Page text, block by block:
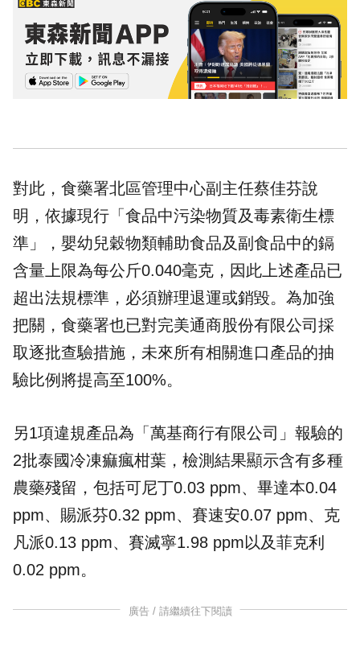
對此，食藥署北區管理中心副主任蔡佳芬說
明，依據現行「食品中污染物質及毒素衛生標
準」， 嬰幼兒穀物類輔助食品及副食品中的鎘
含量上限為每公斤0.040毫克，因此上述產品已
超出法規標準，必須辦理退運或銷毀。為加強
把關，食藥署也已對完美通商股份有限公司採
取逐批查驗措施，未來所有相關進口產品的抽
驗比例將提高至100%。
另1項違規產品為「萬基商行有限公司」報驗的
2批泰國冷凍痲瘋柑葉，檢測結果顯示含有多種
農藥殘留，包括可尼丁0.03 ppm、畢達本0.04
ppm、賜派芬0.32 ppm、賽速安0.07 ppm、克
凡派0.13 ppm、賽滅寧1.98 ppm以及菲克利
0.02 ppm。
廣告 / 請繼續往下閱讀